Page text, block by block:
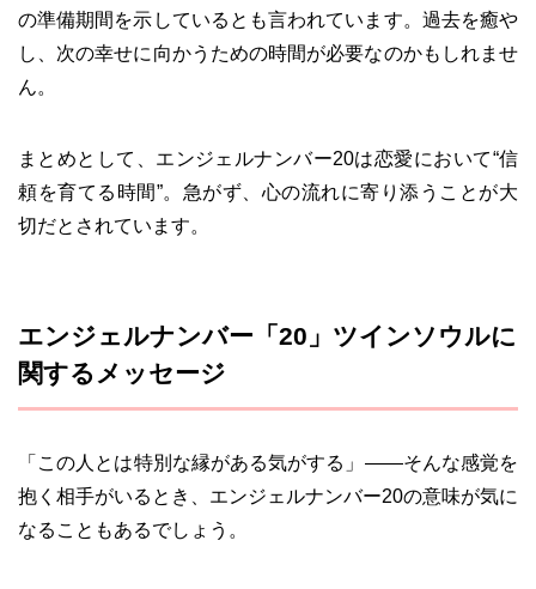
の準備期間を示しているとも言われています。過去を癒や
し、次の幸せに向かうための時間が必要なのかもしれませ
ん。
まとめとして、エンジェルナンバー20は恋愛において“信
頼を育てる時間”。急がず、心の流れに寄り添うことが大
切だとされています。
エンジェルナンバー「20」ツインソウルに
関するメッセージ
「この人とは特別な縁がある気がする」――そんな感覚を
抱く相手がいるとき、エンジェルナンバー20の意味が気に
なることもあるでしょう。